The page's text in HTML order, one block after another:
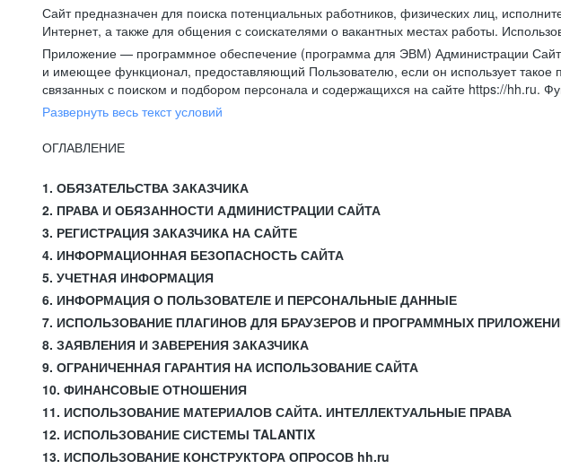
Сайт предназначен для поиска потенциальных работников, физических лиц,
Интернет, а также для общения с соискателями о вакантных местах работы.
Приложение — программное обеспечение (программа для ЭВМ) Администрации
и имеющее функционал, предоставляющий Пользователю, если он использует
связанных с поиском и подбором персонала и содержащихся на сайте https://hh.ru.
Развернуть весь текст условий
ОГЛАВЛЕНИЕ
1. ОБЯЗАТЕЛЬСТВА ЗАКАЗЧИКА
2. ПРАВА И ОБЯЗАННОСТИ АДМИНИСТРАЦИИ САЙТА
3. РЕГИСТРАЦИЯ ЗАКАЗЧИКА НА САЙТЕ
4. ИНФОРМАЦИОННАЯ БЕЗОПАСНОСТЬ САЙТА
5. УЧЕТНАЯ ИНФОРМАЦИЯ
6. ИНФОРМАЦИЯ О ПОЛЬЗОВАТЕЛЕ И ПЕРСОНАЛЬНЫЕ ДАННЫЕ
7. ИСПОЛЬЗОВАНИЕ ПЛАГИНОВ ДЛЯ БРАУЗЕРОВ И ПРОГРАММНЫХ
8. ЗАЯВЛЕНИЯ И ЗАВЕРЕНИЯ ЗАКАЗЧИКА
9. ОГРАНИЧЕННАЯ ГАРАНТИЯ НА ИСПОЛЬЗОВАНИЕ САЙТА
10. ФИНАНСОВЫЕ ОТНОШЕНИЯ
11. ИСПОЛЬЗОВАНИЕ МАТЕРИАЛОВ САЙТА. ИНТЕЛЛЕКТУАЛЬНЫЕ ПРАВА
12. ИСПОЛЬЗОВАНИЕ СИСТЕМЫ TALANTIX
13. ИСПОЛЬЗОВАНИЕ КОНСТРУКТОРА ОПРОСОВ hh.ru